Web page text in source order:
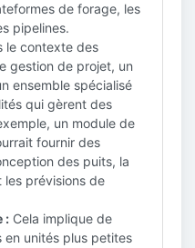
de forage, les
pipelines.
le contexte des
gestion de projet, un
ensemble spécialisé
qui gèrent des
un module de
fournir des
des puits, la
les prévisions de
: Cela implique de
en unités plus petites